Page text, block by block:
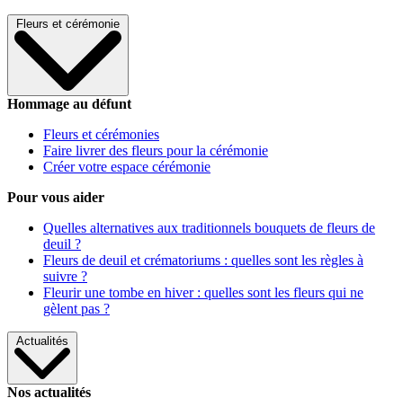
Fleurs et cérémonie
Hommage au défunt
Fleurs et cérémonies
Faire livrer des fleurs pour la cérémonie
Créer votre espace cérémonie
Pour vous aider
Quelles alternatives aux traditionnels bouquets de fleurs de
deuil ?
Fleurs de deuil et crématoriums : quelles sont les règles à
suivre ?
Fleurir une tombe en hiver : quelles sont les fleurs qui ne
gèlent pas ?
Actualités
Nos actualités